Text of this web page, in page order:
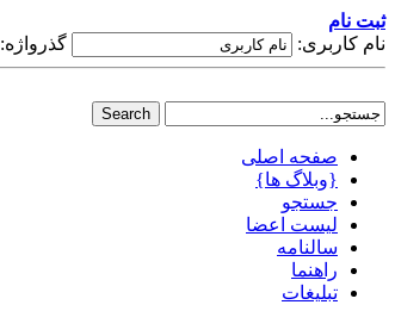
ثبت نام
نام کاربری:
گذرواژه:
صفحه اصلی
{وبلاگ ها}
جستجو
لیست اعضا
سالنامه
راهنما
تبلیغات